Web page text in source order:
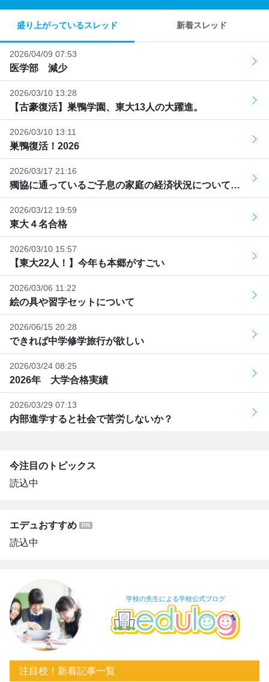
盛り上がっているスレッド 新着スレッド
2026/04/09 07:53
医学部 減少
2026/03/10 13:28
【古豪復活】巣鴨学園、東大13人の大躍進。
2026/03/10 13:11
巣鴨復活！2026
2026/03/17 21:16
獨協に通っているご子息の家庭の経済状況について…
2026/03/12 19:59
東大４名合格
2026/03/10 15:57
【東大22人！】今年も本郷がすごい
2026/03/06 11:22
絵の具や習字セットについて
2026/06/15 20:28
できれば中学修学旅行が欲しい
2026/03/24 08:25
2026年 大学合格実績
2026/03/29 07:13
内部進学すると社会で苦労しないか？
今注目のトピックス
読込中
エデュおすすめ
読込中
学校の先生による学校公式ブログ
注目校！新着記事一覧